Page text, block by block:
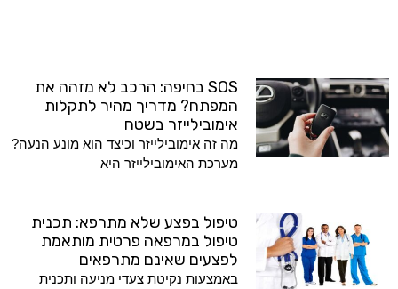
SOS בחיפה: הרכב לא מזהה את
המפתח? מדריך מהיר לתקלות
אימובילייזר בשטח
מה זה אימובילייזר וכיצד הוא מונע הנעה?
מערכת האימובילייזר היא
טיפול בפצע שלא מתרפא: תכנית
טיפול במרפאה פרטית מותאמת
לפצעים שאינם מתרפאים
באמצעות נקיטת צעדי מניעה ותכנית